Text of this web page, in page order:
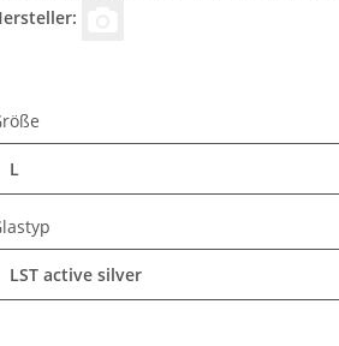
L
LST active silver